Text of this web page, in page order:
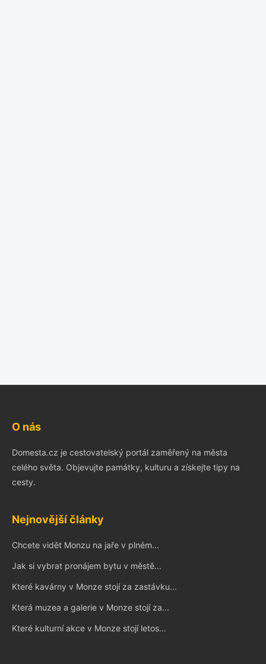
O nás
Domesta.cz je cestovatelský portál zaměřený na města
celého světa. Objevujte památky, kulturu a získejte tipy na
cesty.
Nejnovější články
Chcete vidět Monzu na jaře v plném...
Jak si vybrat pronájem bytu v městě...
Které kavárny v Monze stojí za zastávku...
Která muzea a galerie v Monze stojí za...
Které kulturní akce v Monze stojí letos...